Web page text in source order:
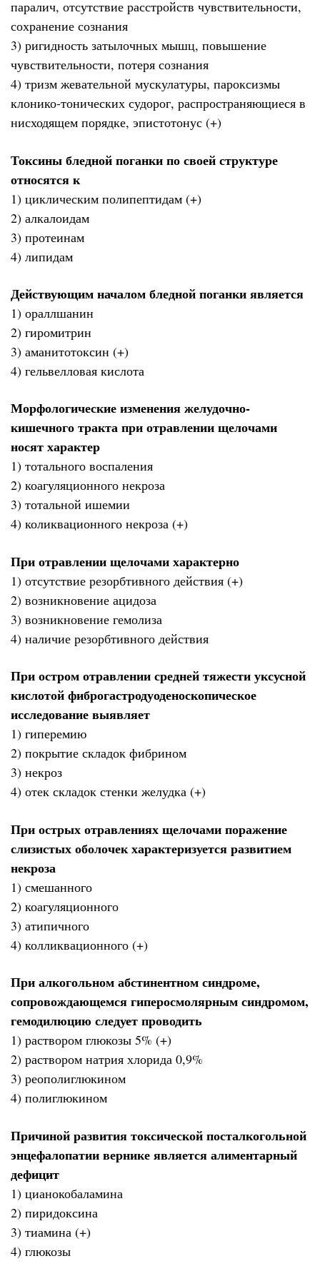
паралич, отсутствие расстройств чувствительности,
сохранение сознания
3) ригидность затылочных мышц, повышение
чувствительности, потеря сознания
4) тризм жевательной мускулатуры, пароксизмы
клонико-тонических судорог, распространяющиеся в
нисходящем порядке, эпистотонус (+)
Токсины бледной поганки по своей структуре
относятся к
1) циклическим полипептидам (+)
2) алкалоидам
3) протеинам
4) липидам
Действующим началом бледной поганки является
1) ораллшанин
2) гиромитрин
3) аманитотоксин (+)
4) гельвелловая кислота
Морфологические изменения желудочно-
кишечного тракта при отравлении щелочами
носят характер
1) тотального воспаления
2) коагуляционного некроза
3) тотальной ишемии
4) коликвационного некроза (+)
При отравлении щелочами характерно
1) отсутствие резорбтивного действия (+)
2) возникновение ацидоза
3) возникновение гемолиза
4) наличие резорбтивного действия
При остром отравлении средней тяжести уксусной
кислотой фиброгастродуоденоскопическое
исследование выявляет
1) гиперемию
2) покрытие складок фибрином
3) некроз
4) отек складок стенки желудка (+)
При острых отравлениях щелочами поражение
слизистых оболочек характеризуется развитием
некроза
1) смешанного
2) коагуляционного
3) атипичного
4) колликвационного (+)
При алкогольном абстинентном синдроме,
сопровождающемся гиперосмолярным синдромом,
гемодилюцию следует проводить
1) раствором глюкозы 5% (+)
2) раствором натрия хлорида 0,9%
3) реополиглюкином
4) полиглюкином
Причиной развития токсической посталкогольной
энцефалопатии вернике является алиментарный
дефицит
1) цианокобаламина
2) пиридоксина
3) тиамина (+)
4) глюкозы